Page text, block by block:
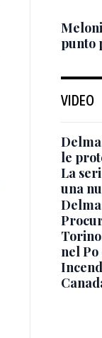
punto
VIDEO
le
La
una
nel